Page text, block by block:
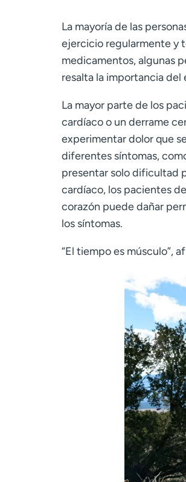
La mayoría de las
ejercicio regularmente y
medicamentos, algunas
resalta la importancia
La mayor parte de los
cardíaco o un derrame
experimentar dolor que
diferentes síntomas,
presentar solo dificultad
cardíaco, los pacientes
corazón puede dañar
los síntomas.
“El tiempo es músculo”,